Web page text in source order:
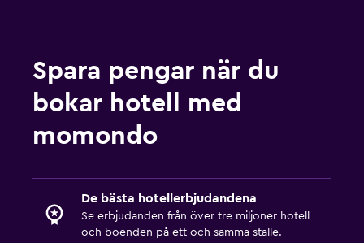
Spara pengar när du
bokar hotell med
momondo
De bästa hotellerbjudandena
Se erbjudanden från över tre miljoner hotell
och boenden på ett och samma ställe.